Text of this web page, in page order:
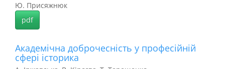
Ю. Присяжнюк
pdf
Академічна доброчесність у професійній
сфері історика